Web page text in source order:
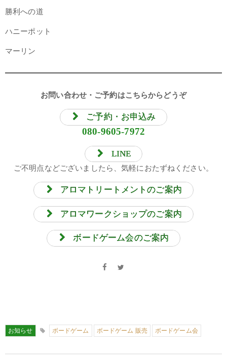
勝利への道
ハニーポット
マーリン
お問い合わせ・ご予約はこちらからどうぞ
ご予約・お申込み
080-9605-7972
LINE
ご不明点などございましたら、気軽におたずねください。
アロマトリートメントのご案内
アロマワークショップのご案内
ボードゲーム会のご案内
お知らせ ボードゲーム ボードゲーム 販売 ボードゲーム会